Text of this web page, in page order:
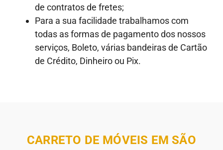
de contratos de fretes;
Para a sua facilidade trabalhamos com
todas as formas de pagamento dos nossos
serviços, Boleto, várias bandeiras de Cartão
de Crédito, Dinheiro ou Pix.
CARRETO DE MÓVEIS EM SÃO